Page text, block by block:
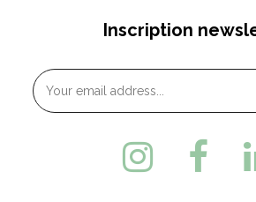
Inscription